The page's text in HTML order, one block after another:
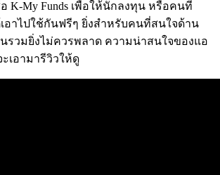
K-My Funds เพื่อให้นักลงทุน หรือคนที่
อาไปใช้กันฟรีๆ ยิ่งสำหรับคนที่สนใจด้าน
รวมยิ่งไม่ควรพลาด ความน่าสนใจของแอ
ะเอามารีวิวให้ดู